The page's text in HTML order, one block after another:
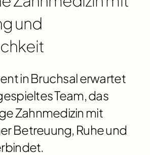
und
in Bruchsal erwartet
Team, das
Zahnmedizin mit
Betreuung, Ruhe und